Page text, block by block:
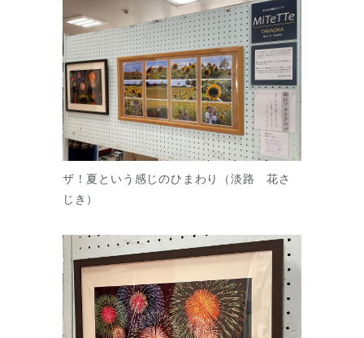
ザ！夏という感じのひまわり（淡路 花さ
じき）